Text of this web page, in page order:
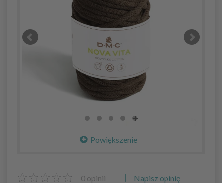
Powiększenie
0 opinii Napisz opinię